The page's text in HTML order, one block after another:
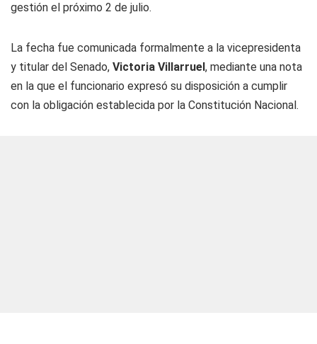
gestión el próximo 2 de julio.
La fecha fue comunicada formalmente a la vicepresidenta
y titular del Senado, Victoria Villarruel, mediante una nota
en la que el funcionario expresó su disposición a cumplir
con la obligación establecida por la Constitución Nacional.